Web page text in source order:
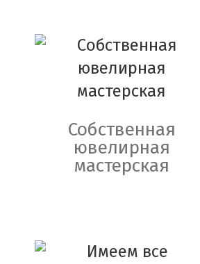
Собственная
ювелирная
мастерская